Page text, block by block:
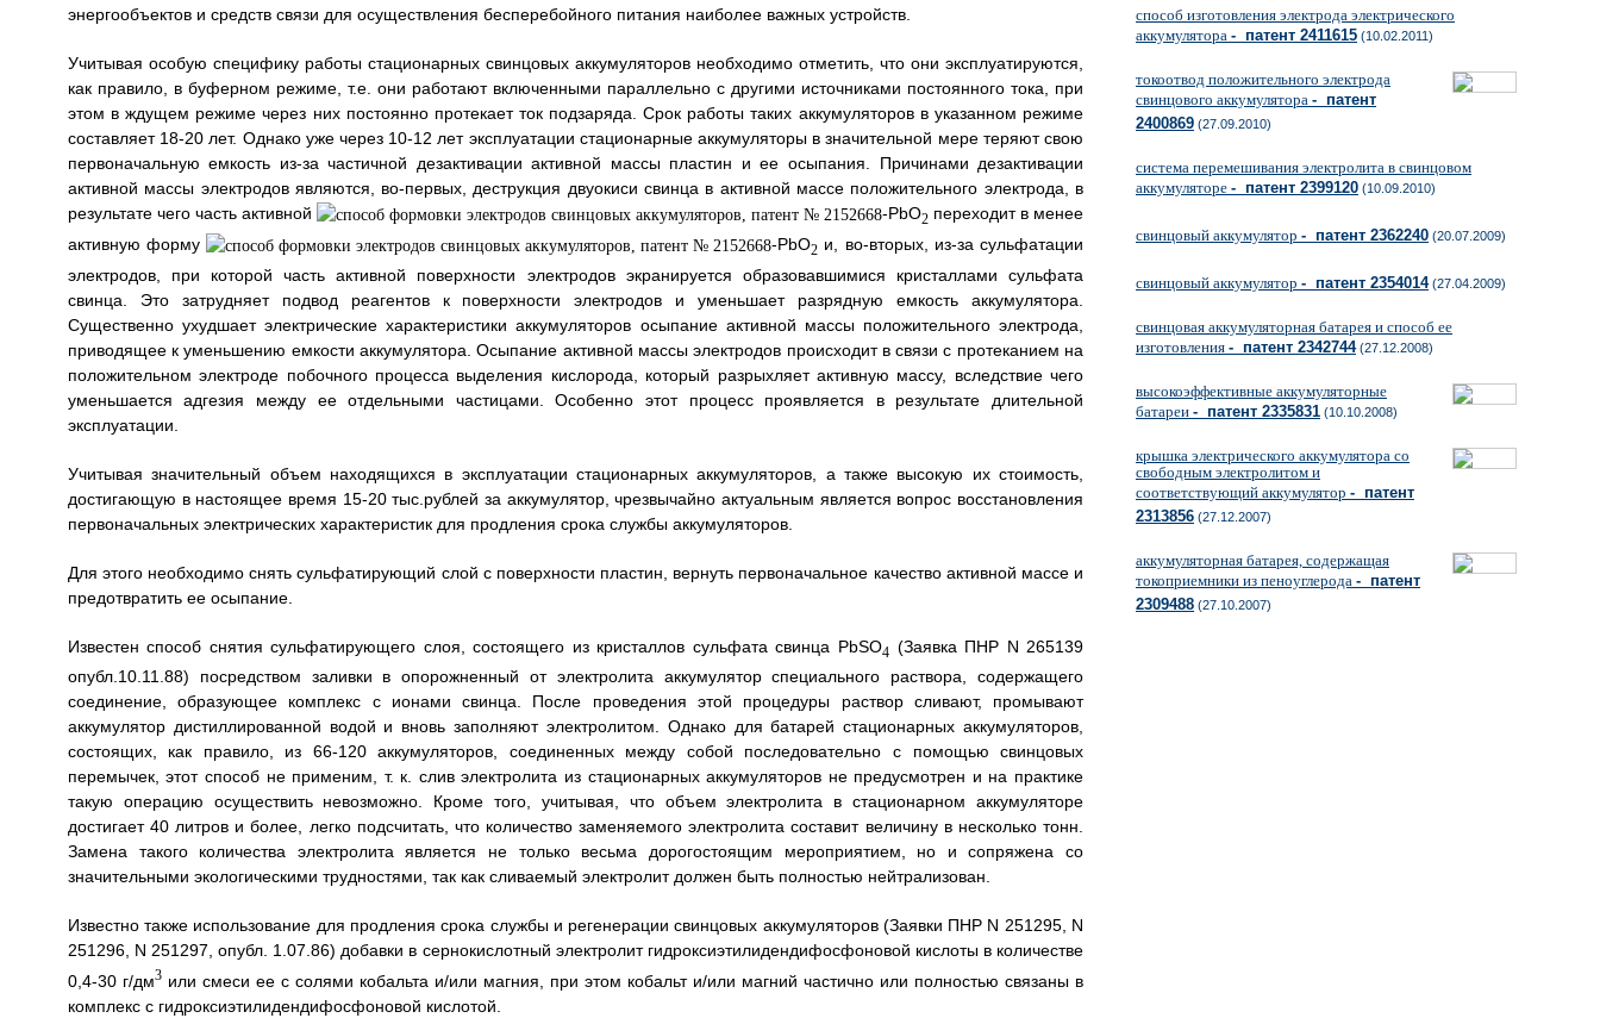
энергообъектов и средств связи для осуществления бесперебойного питания наиболее важных устройств.
Учитывая особую специфику работы стационарных свинцовых аккумуляторов необходимо отметить, что они эксплуатируются,
как правило, в буферном режиме, т.е. они работают включенными параллельно с другими источниками постоянного тока, при
этом в ждущем режиме через них постоянно протекает ток подзаряда. Срок работы таких аккумуляторов в указанном режиме
составляет 18-20 лет. Однако уже через 10-12 лет эксплуатации стационарные аккумуляторы в значительной мере теряют свою
первоначальную емкость из-за частичной дезактивации активной массы пластин и ее осыпания. Причинами дезактивации
активной массы электродов являются, во-первых, деструкция двуокиси свинца в активной массе положительного электрода, в
результате чего часть активной
-PbO2переходит в менее
активную форму
-PbO2 и, во-вторых, из-за сульфатации
электродов, при которой часть активной поверхности электродов экранируется образовавшимися кристаллами сульфата
свинца. Это затрудняет подвод реагентов к поверхности электродов и уменьшает разрядную емкость аккумулятора.
Существенно ухудшает электрические характеристики аккумуляторов осыпание активной массы положительного электрода,
приводящее к уменьшению емкости аккумулятора. Осыпание активной массы электродов происходит в связи с протеканием на
положительном электроде побочного процесса выделения кислорода, который разрыхляет активную массу, вследствие чего
уменьшается адгезия между ее отдельными частицами. Особенно этот процесс проявляется в результате длительной
эксплуатации.
Учитывая значительный объем находящихся в эксплуатации стационарных аккумуляторов, а также высокую их стоимость,
достигающую в настоящее время 15-20 тыс.рублей за аккумулятор, чрезвычайно актуальным является вопрос восстановления
первоначальных электрических характеристик для продления срока службы аккумуляторов.
Для этого необходимо снять сульфатирующий слой с поверхности пластин, вернуть первоначальное качество активной массе и
предотвратить ее осыпание.
Известен способ снятия сульфатирующего слоя, состоящего из кристаллов сульфата свинца PbSO4 (Заявка ПНР N 265139
опубл.10.11.88) посредством заливки в опорожненный от электролита аккумулятор специального раствора, содержащего
соединение, образующее комплекс с ионами свинца. После проведения этой процедуры раствор сливают, промывают
аккумулятор дистиллированной водой и вновь заполняют электролитом. Однако для батарей стационарных аккумуляторов,
состоящих, как правило, из 66-120 аккумуляторов, соединенных между собой последовательно с помощью свинцовых
перемычек, этот способ не применим, т. к. слив электролита из стационарных аккумуляторов не предусмотрен и на практике
такую операцию осуществить невозможно. Кроме того, учитывая, что объем электролита в стационарном аккумуляторе
достигает 40 литров и более, легко подсчитать, что количество заменяемого электролита составит величину в несколько тонн.
Замена такого количества электролита является не только весьма дорогостоящим мероприятием, но и сопряжена со
значительными экологическими трудностями, так как сливаемый электролит должен быть полностью нейтрализован.
Известно также использование для продления срока службы и регенерации свинцовых аккумуляторов (Заявки ПНР N 251295, N
251296, N 251297, опубл. 1.07.86) добавки в сернокислотный электролит гидроксиэтилидендифосфоновой кислоты в количестве
0,4-30 г/дм3или смеси ее с солями кобальта и/или магния, при этом кобальт и/или магний частично или полностью связаны в
комплекс с гидроксиэтилидендифосфоновой кислотой.
способ изготовления электрода электрического
аккумулятора - патент 2411615 (10.02.2011)
токоотвод положительного электрода
свинцового аккумулятора - патент
2400869 (27.09.2010)
система перемешивания электролита в свинцовом
аккумуляторе - патент 2399120 (10.09.2010)
свинцовый аккумулятор - патент 2362240 (20.07.2009)
свинцовый аккумулятор - патент 2354014(27.04.2009)
свинцовая аккумуляторная батарея и способ ее
изготовления - патент 2342744(27.12.2008)
высокоэффективные аккумуляторные
батареи - патент 2335831 (10.10.2008)
крышка электрического аккумулятора со
свободным электролитом и
соответствующий аккумулятор - патент
2313856 (27.12.2007)
аккумуляторная батарея, содержащая
токоприемники из пеноуглерода - патент
2309488 (27.10.2007)